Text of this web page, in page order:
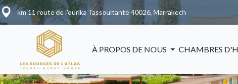
km 11 route de l’ourika Tassoultante 40026, Marrakech
À PROPOS DE NOUS CHAMBRES